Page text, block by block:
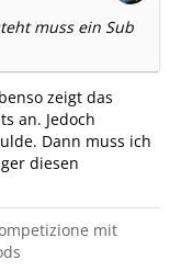
muss ein Sub
zeigt das
an. Jedoch
Dann muss ich
diesen
mit